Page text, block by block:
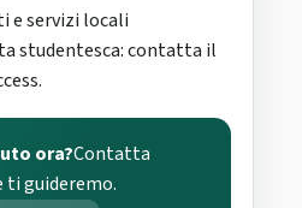
e servizi locali
studentesca: contatta il
ora?Contatta
ti guideremo.